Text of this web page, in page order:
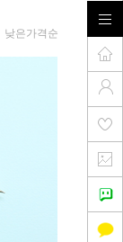
낮은가격순